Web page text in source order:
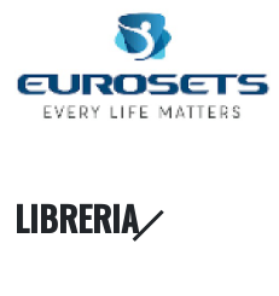
LIBRERIA